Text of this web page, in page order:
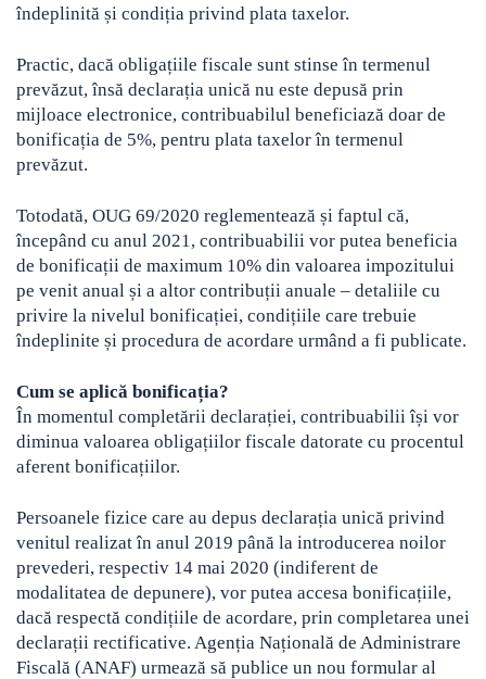
îndeplinită și condiția privind plata taxelor.
Practic, dacă obligațiile fiscale sunt stinse în termenul
prevăzut, însă declarația unică nu este depusă prin
mijloace electronice, contribuabilul beneficiază doar de
bonificația de 5%, pentru plata taxelor în termenul
prevăzut.
Totodată, OUG 69/2020 reglementează și faptul că,
începând cu anul 2021, contribuabilii vor putea beneficia
de bonificații de maximum 10% din valoarea impozitului
pe venit anual și a altor contribuții anuale – detaliile cu
privire la nivelul bonificației, condițiile care trebuie
îndeplinite și procedura de acordare urmând a fi publicate.
Cum se aplică bonificația?
În momentul completării declarației, contribuabilii își vor
diminua valoarea obligațiilor fiscale datorate cu procentul
aferent bonificațiilor.
Persoanele fizice care au depus declarația unică privind
venitul realizat în anul 2019 până la introducerea noilor
prevederi, respectiv 14 mai 2020 (indiferent de
modalitatea de depunere), vor putea accesa bonificațiile,
dacă respectă condițiile de acordare, prin completarea unei
declarații rectificative. Agenția Națională de Administrare
Fiscală (ANAF) urmează să publice un nou formular al